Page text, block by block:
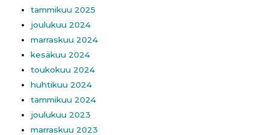
tammikuu 2025
joulukuu 2024
marraskuu 2024
kesäkuu 2024
toukokuu 2024
huhtikuu 2024
tammikuu 2024
joulukuu 2023
marraskuu 2023